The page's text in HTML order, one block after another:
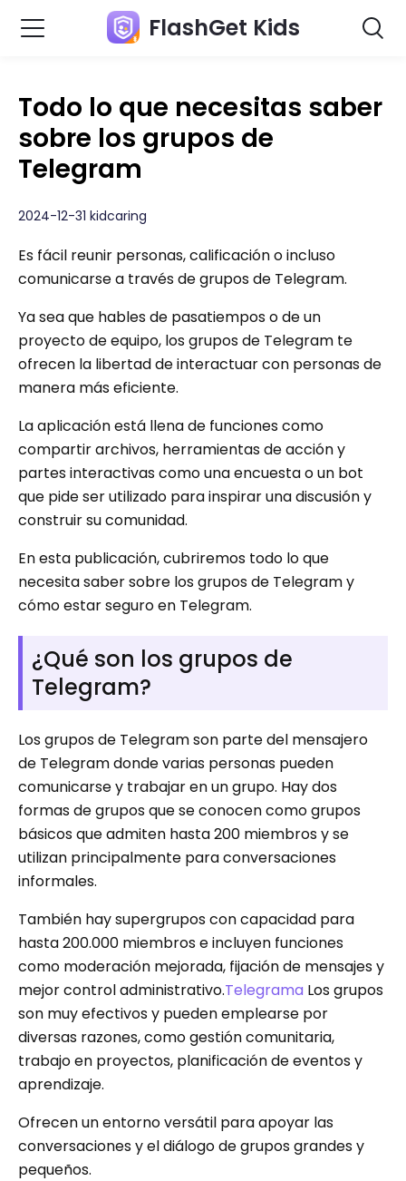
FlashGet Kids
Todo lo que necesitas saber
sobre los grupos de
Telegram
2024-12-31 kidcaring
Es fácil reunir personas, calificación o incluso
comunicarse a través de grupos de Telegram.
Ya sea que hables de pasatiempos o de un
proyecto de equipo, los grupos de Telegram te
ofrecen la libertad de interactuar con personas de
manera más eficiente.
La aplicación está llena de funciones como
compartir archivos, herramientas de acción y
partes interactivas como una encuesta o un bot
que pide ser utilizado para inspirar una discusión y
construir su comunidad.
En esta publicación, cubriremos todo lo que
necesita saber sobre los grupos de Telegram y
cómo estar seguro en Telegram.
¿Qué son los grupos de
Telegram?
Los grupos de Telegram son parte del mensajero
de Telegram donde varias personas pueden
comunicarse y trabajar en un grupo. Hay dos
formas de grupos que se conocen como grupos
básicos que admiten hasta 200 miembros y se
utilizan principalmente para conversaciones
informales.
También hay supergrupos con capacidad para
hasta 200.000 miembros e incluyen funciones
como moderación mejorada, fijación de mensajes y
mejor control administrativo.Telegrama Los grupos
son muy efectivos y pueden emplearse por
diversas razones, como gestión comunitaria,
trabajo en proyectos, planificación de eventos y
aprendizaje.
Ofrecen un entorno versátil para apoyar las
conversaciones y el diálogo de grupos grandes y
pequeños.